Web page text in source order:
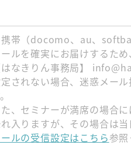
帯（docomo、au、
ルを確実にお届けするた
はなきりん事務局】
されない場合、迷惑メー
た、セミナーが満席の場合
入りますが、その場合は
ルの受信設定はこちら参照